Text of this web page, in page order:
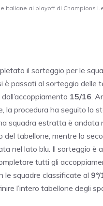
italiane ai playoff di Champions
il sorteggio per le
è passati al sorteggio delle
15/16.
la procedura ha seguito lo
squadra estratta è andata
del tabellone, mentre la
nel lato blu. Il sorteggio è
tutti gli
le squadre classificate al 9°/
l’intero tabellone degli